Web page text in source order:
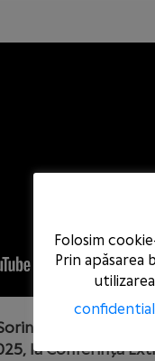
Grindeanu,
la Conferința
Folosim
Prin apăsarea